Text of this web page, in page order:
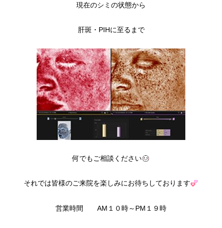
現在のシミの状態から
肝斑・PIHに至るまで
何でもご相談ください
それでは皆様のご来院を楽しみにお待ちしております
営業時間 AM１０時～PM１９時